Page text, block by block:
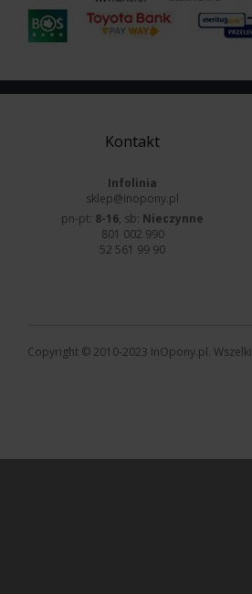
Kontakt
Infolinia
sklep@inopony.pl
pn-pt: 8-16, sb: Nieczynne
801 002 990
52 561 99 90
Copyright © 2010-2023 InOpony.pl.